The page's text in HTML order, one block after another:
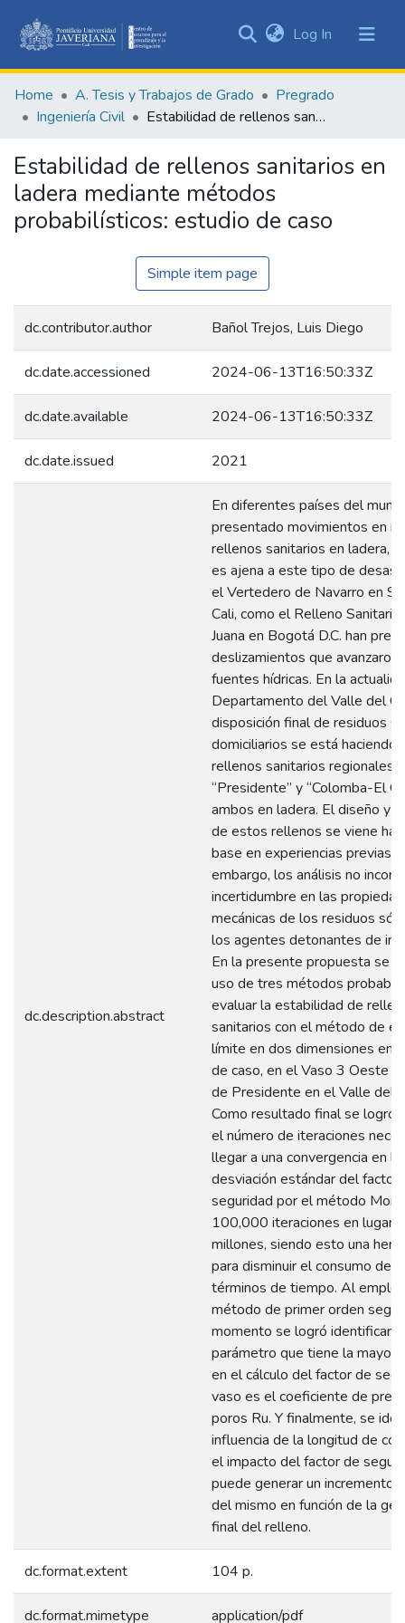
&
Collections
Statistics
Log In (current)
Home A. Tesis y Trabajos de Grado
Pregrado
Ingeniería Civil
Estabilidad de rellenos sanitarios en ladera mediante métodos probabilísticos: estudio de caso
Estabilidad de rellenos sanitarios en
ladera mediante métodos
probabilísticos: estudio de caso
Simple item page
dc.contributor.author Bañol Trejos, Luis Diego
dc.date.accessioned 2024-06-13T16:50:33Z
dc.date.available 2024-06-13T16:50:33Z
dc.date.issued 2021
dc.description.abstract
En diferentes países del
presentado movimientos en
rellenos sanitarios en ladera,
es ajena a este tipo de
el Vertedero de Navarro en
Cali, como el Relleno
Juana en Bogotá D.C. han
deslizamientos que avanzaron
fuentes hídricas. En la
Departamento del Valle del
disposición final de residuos
domiciliarios se está haciendo
rellenos sanitarios regionales
“Presidente” y “Colomba-El
ambos en ladera. El diseño y
de estos rellenos se viene
base en experiencias previas,
embargo, los análisis no
incertidumbre en las
mecánicas de los residuos
los agentes detonantes de
En la presente propuesta se
uso de tres métodos
evaluar la estabilidad de
sanitarios con el método de
límite en dos dimensiones en
de caso, en el Vaso 3 Oeste
de Presidente en el Valle del
Como resultado final se logró
el número de iteraciones
llegar a una convergencia en
desviación estándar del factor
seguridad por el método
100,000 iteraciones en lugar
millones, siendo esto una
para disminuir el consumo de
términos de tiempo. Al
método de primer orden
momento se logró identificar
parámetro que tiene la mayor
en el cálculo del factor de
vaso es el coeficiente de
poros Ru. Y finalmente, se
influencia de la longitud de
el impacto del factor de
puede generar un incremento
del mismo en función de la
final del relleno.
dc.format.extent 104 p.
dc.format.mimetype application/pdf